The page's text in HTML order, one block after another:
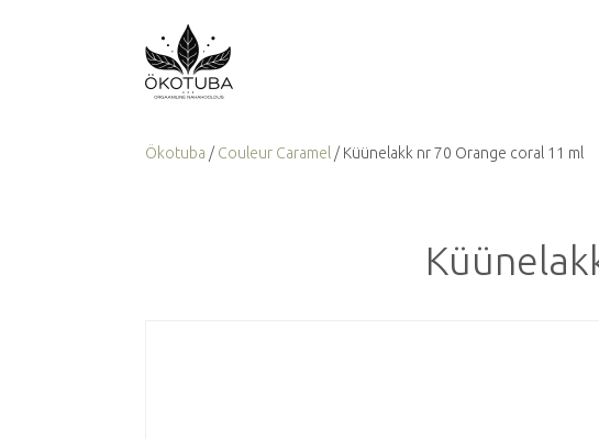
Ökotuba / Couleur Caramel / Küünelakk nr 70 Orange coral 11 ml